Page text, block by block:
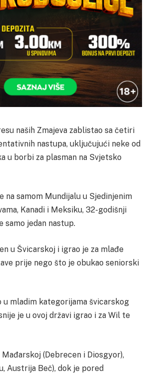
naših Zmajeva zablistao sa četiri
nastupa, uključujući neke od
u borbi za plasman na Svjetsko
na samom Mundijalu u Sjedinjenim
Kanadi i Meksiku, 32-godišnji
samo jedan nastup.
u Švicarskoj i igrao je za mlađe
prije nego što je obukao seniorski
u mladim kategorijama švicarskog
je u ovoj državi igrao i za Wil te
(Debrecen i Diosgyor),
Austrija Beč), dok je pored